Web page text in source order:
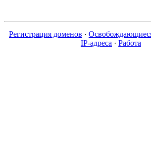
Регистрация доменов ·
IP-адреса · Работа